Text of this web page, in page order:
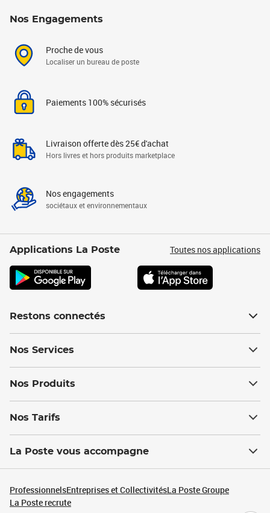
Nos Engagements
Proche de vous
Localiser un bureau de poste
Paiements 100% sécurisés
Livraison offerte dès 25€ d'achat
Hors livres et hors produits marketplace
Nos engagements
sociétaux et environnementaux
Applications La Poste Toutes nos applications
Restons connectés
Nos Services
Nos Produits
Nos Tarifs
La Poste vous accompagne
ProfessionnelsEntreprises et CollectivitésLa Poste Groupe
La Poste recrute